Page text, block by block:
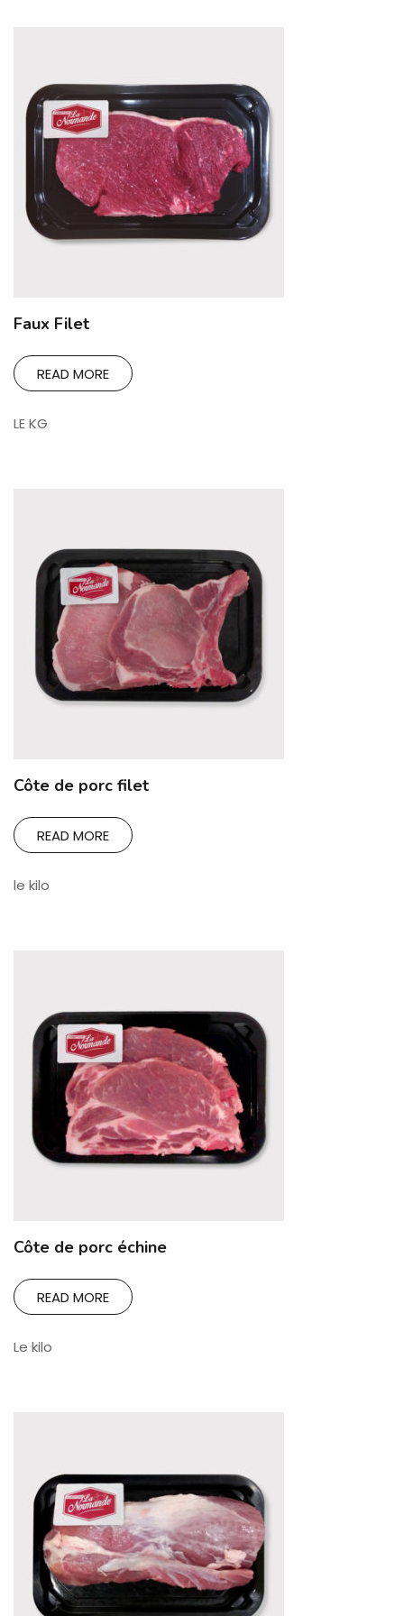
Faux Filet
READ MORE
LE KG
Côte de porc filet
READ MORE
le kilo
Côte de porc échine
READ MORE
Le kilo